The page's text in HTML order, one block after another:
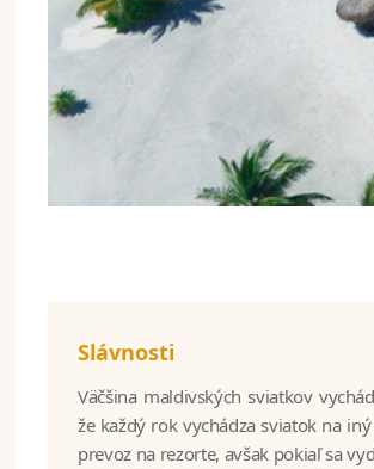
Slávnosti
Väčšina maldivských sviatkov
že každý rok vychádza sviatok na
prevoz na rezorte, avšak pokiaľ sa